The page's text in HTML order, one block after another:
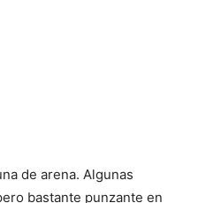
de arena. Algunas
bastante punzante en